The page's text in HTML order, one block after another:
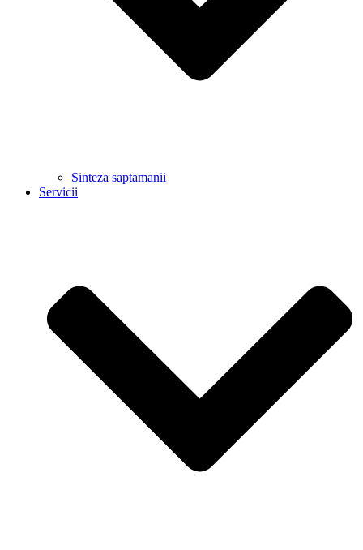
Sinteza saptamanii
Servicii